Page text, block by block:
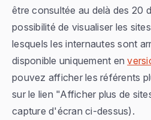
être consultée au delà des 20
possibilité de visualiser les
lesquels les internautes sont
disponible uniquement en
pouvez afficher les référents
sur le lien "Afficher plus de
capture d'écran ci-dessus).